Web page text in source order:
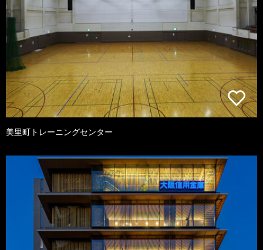
美里町トレーニングセンター